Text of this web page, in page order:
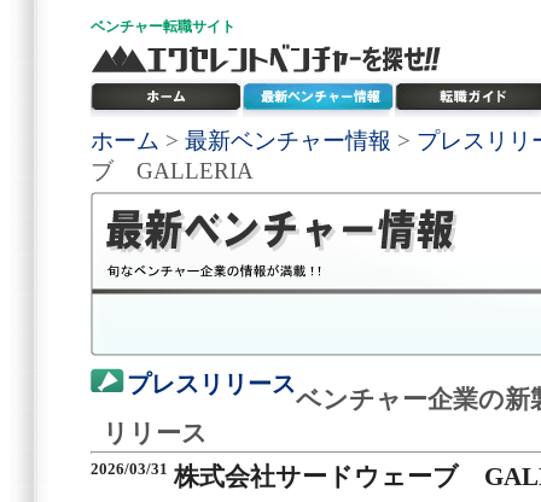
ベンチャー転職サイト
ホーム > 最新ベンチャー情報 > プレスリリ
ブ GALLERIA
プレスリリース
ベンチャー企業の新
リリース
2026/03/31 株式会社サードウェーブ